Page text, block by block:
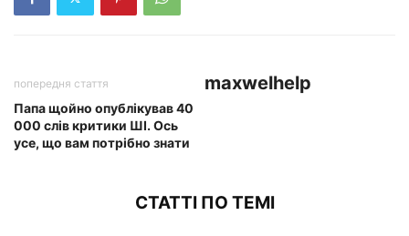
попередня стаття
Папа щойно опублікував 40
000 слів критики ШІ. Ось
усе, що вам потрібно знати
maxwelhelp
СТАТТІ ПО ТЕМІ